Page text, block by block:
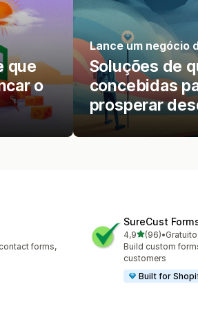
que
o
Lance um negócio
Soluções de
concebidas
prosperar
forms,
SureCust
4,9de 5 estrelas
(96)
96 total de•Gratuito
Build custom
customers
Built for